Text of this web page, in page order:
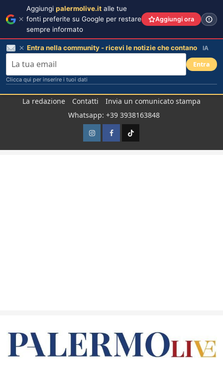
La redazione Contatti
Invia un comunicato stampa
Whatsapp: +39 3938163848
InstagramFacebook
TikTok
Aggiungi palermolive.it alle tue
fonti preferite su Google per restare
sempre informato
Aggiungi ora
Entra nella community - ricevi le notizie che contano IA
Entra
Clicca qui per inserire i tuoi dati